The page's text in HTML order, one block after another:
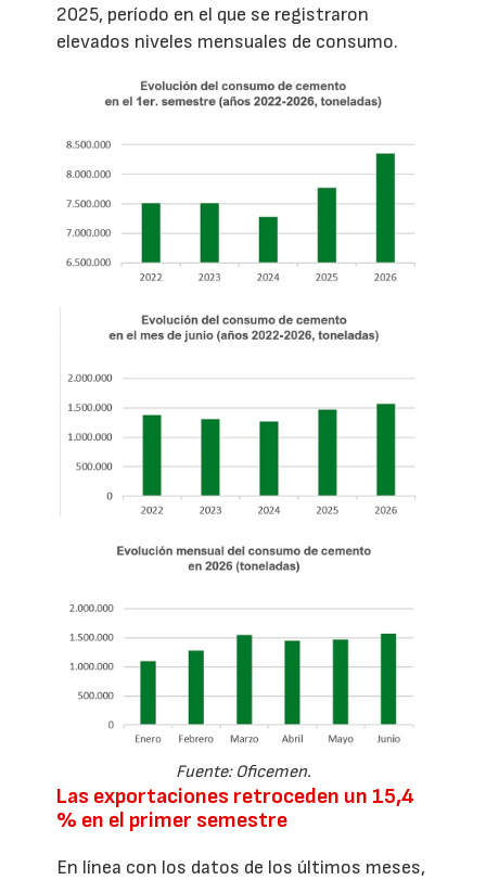
2025, período en el que se registraron
elevados niveles mensuales de consumo.
Fuente: Oficemen.
Las exportaciones retroceden un 15,4
% en el primer semestre
En línea con los datos de los últimos meses,